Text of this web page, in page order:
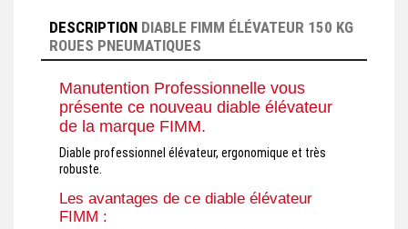
DESCRIPTION DIABLE FIMM ÉLÉVATEUR 150 KG
ROUES PNEUMATIQUES
Manutention Professionnelle vous
présente ce nouveau diable élévateur
de la marque FIMM.
Diable professionnel élévateur, ergonomique et très
robuste.
Les avantages de ce diable élévateur
FIMM :